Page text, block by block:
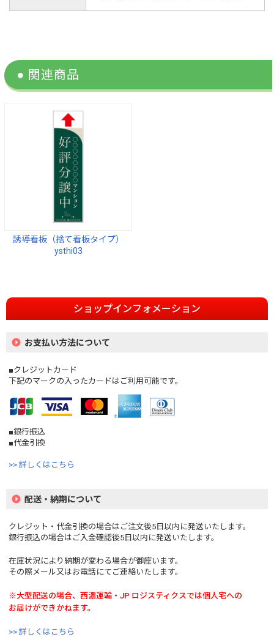
誘導看板（捨て看板タイプ）
ysthi03
ショップインフォメーション
お支払い方法について
■クレジットカード
下記のマークの入ったカードはご利用可能です。
■銀行振込
■代金引換
>> 詳しくはこちら
配送・納期について
クレジット・代金引換の場合はご注文後5日以内に発送いたします。
銀行振込の場合はご入金確認後5日以内に発送いたします。
在庫状況により納期が変わる場合が御座います。
その際メール又はお電話にてご連絡いたします。
※大型配送の場合、西濃運輸・JP ロジスティクスでは個人宅への
お届けができかねます。
>> 詳しくはこちら